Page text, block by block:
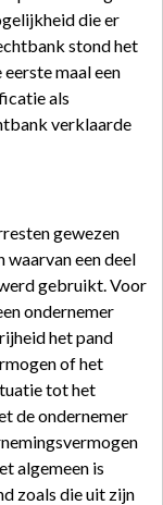
die er
stond het
maal een
als
verklaarde
gewezen
een deel
gebruikt. Voor
ondernemer
het pand
of het
tot het
de ondernemer
algemeen is
zoals die uit zijn